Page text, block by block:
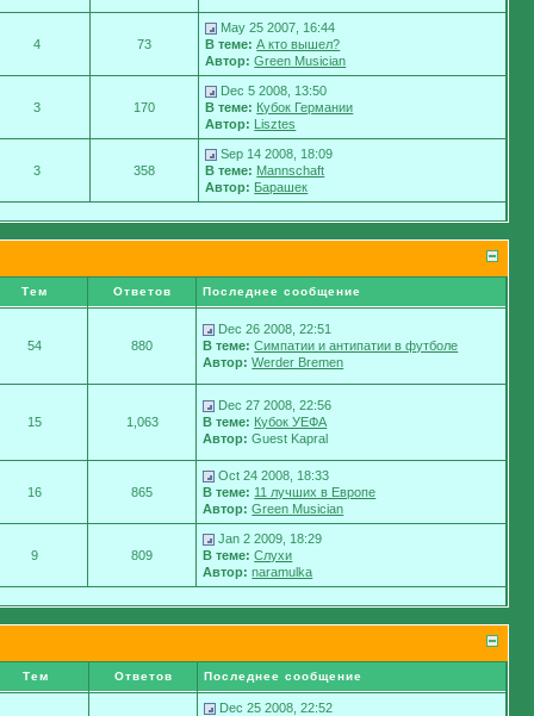
4 73
May 25 2007, 16:44
В теме: А кто вышел?
Автор: Green Musician
3 170
Dec 5 2008, 13:50
В теме: Кубок Германии
Автор: Lisztes
3 358
Sep 14 2008, 18:09
В теме: Mannschaft
Автор: Барашек
Тем Ответов Последнее сообщение
54 880
Dec 26 2008, 22:51
В теме: Симпатии и антипатии в футболе
Автор: Werder Bremen
15 1,063
Dec 27 2008, 22:56
В теме: Кубок УЕФА
Автор: Guest Kapral
16 865
Oct 24 2008, 18:33
В теме: 11 лучших в Европе
Автор: Green Musician
9 809
Jan 2 2009, 18:29
В теме: Слухи
Автор: naramulka
Тем Ответов Последнее сообщение
Dec 25 2008, 22:52